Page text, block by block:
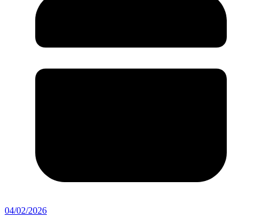
04/02/2026